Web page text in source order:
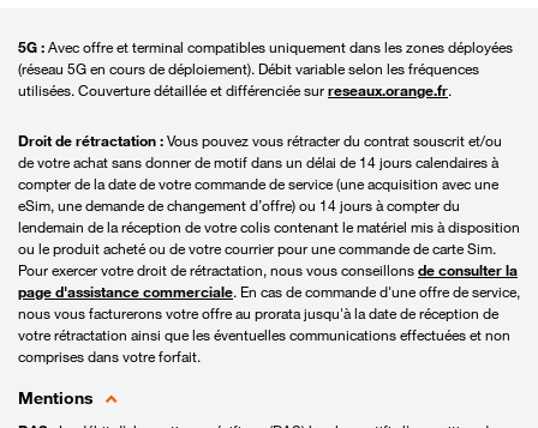
5G :Avec offre et terminal compatibles uniquement dans les zones déployées
(réseau 5G en cours de déploiement). Débit variable selon les fréquences
utilisées. Couverture détaillée et différenciée surreseaux.orange.fr.
Droit de rétractation :Vous pouvez vous rétracter du contrat souscrit et/ou
de votre achat sans donner de motif dans un délai de 14 jours calendaires à
compter de la date de votre commande de service (une acquisition avec une
eSim, une demande de changement d’offre) ou 14 jours à compter du
lendemain de la réception de votre colis contenant le matériel mis à disposition
ou le produit acheté ou de votre courrier pour une commande de carte Sim.
Pour exercer votre droit de rétractation, nous vous conseillonsde consulter la
page d'assistance commerciale. En cas de commande d'une offre de service,
nous vous facturerons votre offre au prorata jusqu'à la date de réception de
votre rétractation ainsi que les éventuelles communications effectuées et non
comprises dans votre forfait.
Mentions